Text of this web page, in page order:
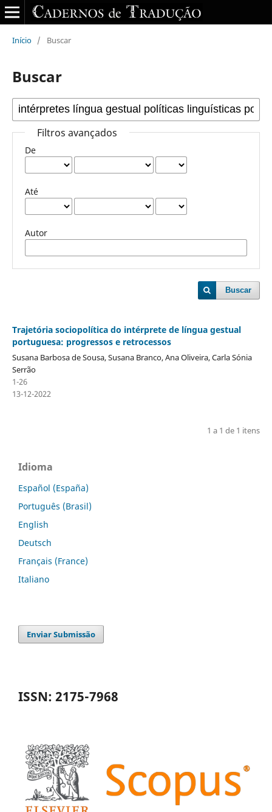
Início / Buscar
Buscar
Filtros avançados
De
Até
Autor
Buscar
Trajetória sociopolítica do intérprete de língua gestual
portuguesa: progressos e retrocessos
Susana Barbosa de Sousa, Susana Branco, Ana Oliveira, Carla Sónia
Serrão
1-26
13-12-2022
1 a 1 de 1 itens
Idioma
Español (España)
Português (Brasil)
English
Deutsch
Français (France)
Italiano
Enviar Submissão
ISSN: 2175-7968